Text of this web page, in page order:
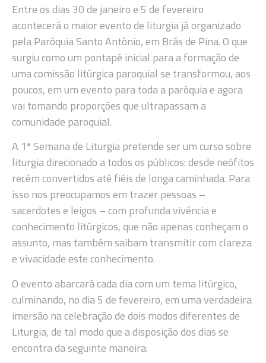
Entre os dias 30 de janeiro e 5 de fevereiro
acontecerá o maior evento de liturgia já organizado
pela Paróquia Santo Antônio, em Brás de Pina. O que
surgiu como um pontapé inicial para a formação de
uma comissão litúrgica paroquial se transformou, aos
poucos, em um evento para toda a paróquia e agora
vai tomando proporções que ultrapassam a
comunidade paroquial.
A 1ª Semana de Liturgia pretende ser um curso sobre
liturgia direcionado a todos os públicos: desde neófitos
recém convertidos até fiéis de longa caminhada. Para
isso nos preocupamos em trazer pessoas –
sacerdotes e leigos – com profunda vivência e
conhecimento litúrgicos, que não apenas conheçam o
assunto, mas também saibam transmitir com clareza
e vivacidade este conhecimento.
O evento abarcará cada dia com um tema litúrgico,
culminando, no dia 5 de fevereiro, em uma verdadeira
imersão na celebração de dois modos diferentes de
Liturgia, de tal modo que a disposição dos dias se
encontra da seguinte maneira: